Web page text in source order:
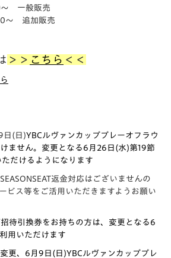
～ 一般販売
～ 追加販売
＞＞ こちら ＜＜
日(日)YBCルヴァンカッププレーオフラウ
ません。変更となる6月26日(水)第19節
だけるようになります
返金対応はございませんの
ビス等をご活用いただきますようお願い
待引換券をお持ちの方は、変更となる6
用いただけます
更、6月9日(日)YBCルヴァンカッププレ